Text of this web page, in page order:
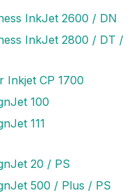
InkJet 2600 / DN
InkJet 2800 / DT /
Inkjet CP 1700
100
111
20 / PS
500 / Plus / PS